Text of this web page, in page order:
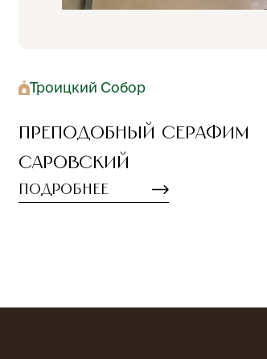
Троицкий Собор
Преподобный Серафим
Саровский
Подробнее